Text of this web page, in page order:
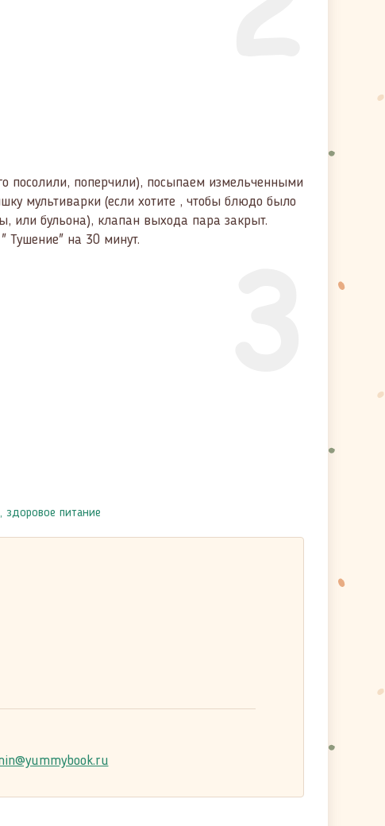
посолили, поперчили), посыпаем измельченными
мультиварки (если хотите , чтобы блюдо было
или бульона), клапан выхода пара закрыт.
Тушение" на 30 минут.
, здоровое питание